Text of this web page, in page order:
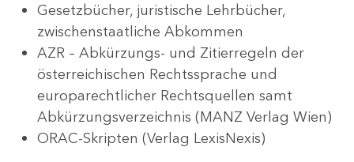
Gesetzbücher, juristische Lehrbücher,
zwischenstaatliche Abkommen
AZR – Abkürzungs- und Zitierregeln der
österreichischen Rechtssprache und
europarechtlicher Rechtsquellen samt
Abkürzungsverzeichnis (MANZ Verlag Wien)
ORAC-Skripten (Verlag LexisNexis)